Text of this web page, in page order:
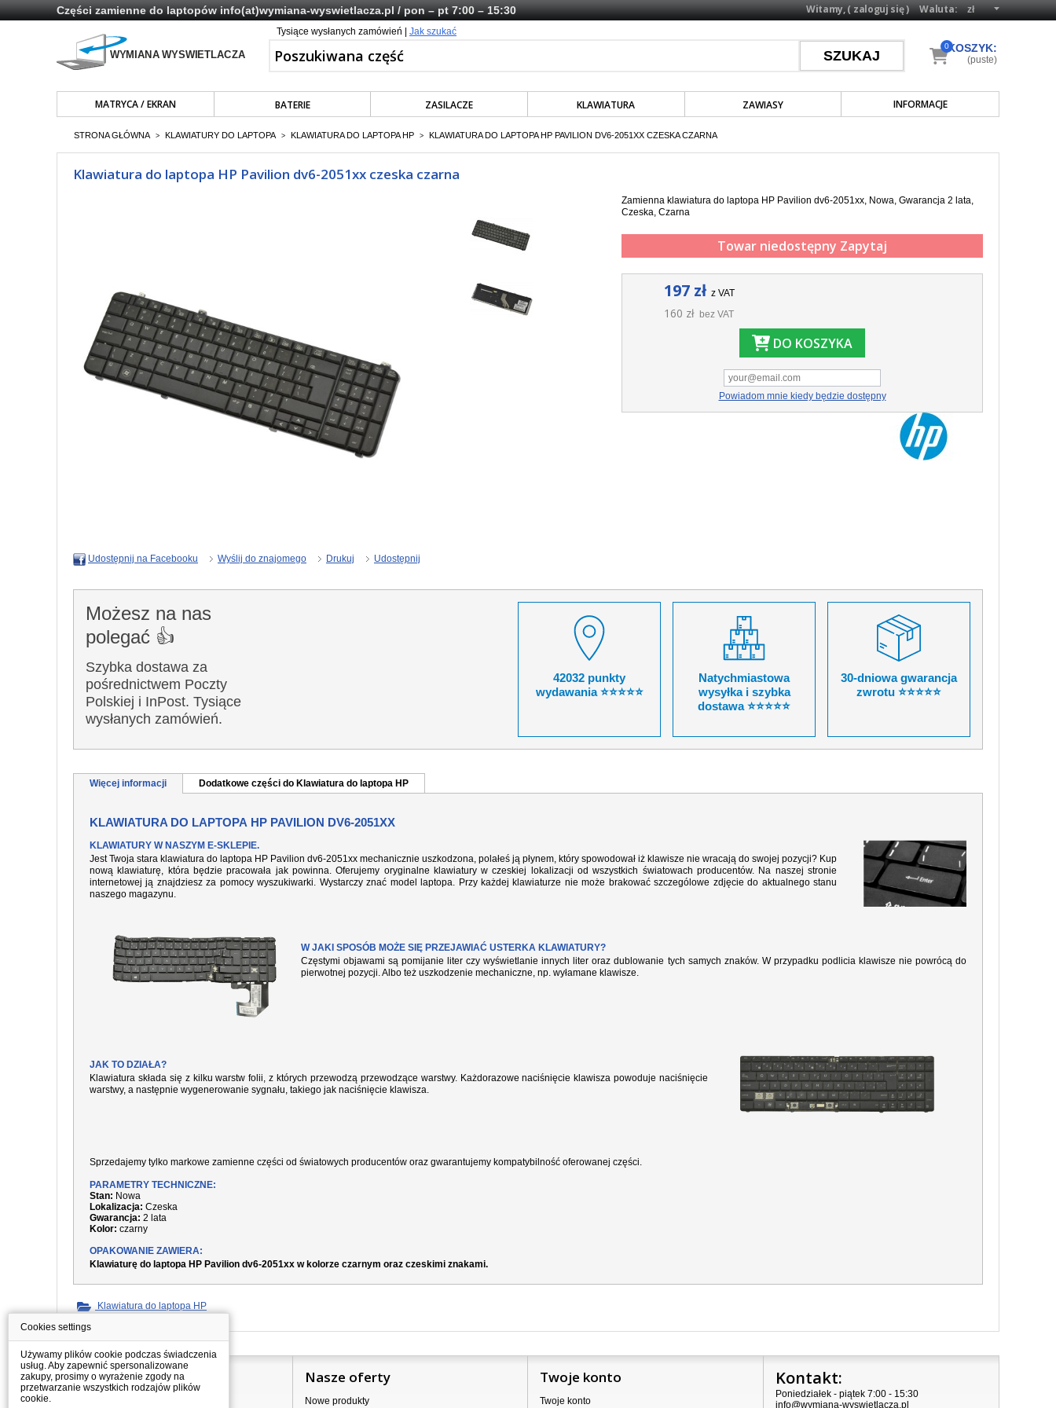
Części zamienne do laptopówinfo(at)wymiana-wyswietlacza.pl/ pon – pt 7:00 – 15:30 Waluta:
Witamy, (zaloguj się)
Tysiące wysłanych zamówień | Jak szukać
MATRYCA / EKRAN BATERIE ZASILACZE KLAWIATURA ZAWIASY INFORMACJE
KOSZYK:
0
(puste)
STRONA GŁÓWNA > KLAWIATURY DO LAPTOPA > KLAWIATURA DO LAPTOPA HP > KLAWIATURA DO LAPTOPA HP PAVILION DV6-2051XX CZESKA CZARNA
Klawiatura do laptopa HP Pavilion dv6-2051xx czeska czarna
Zamienna klawiatura do laptopa HP Pavilion dv6-2051xx, Nowa, Gwarancja 2 lata,
Czeska, Czarna
Towar niedostępny Zapytaj
197 zł z VAT
160 zł bez VAT
DO KOSZYKA
Powiadom mnie kiedy będzie dostępny
Udostępnij na Facebooku Wyślij do znajomego Drukuj Udostępnij
Możesz na nas
polegać 👍
Szybka dostawa za
pośrednictwem Poczty
Polskiej i InPost. Tysiące
wysłanych zamówień.
42032 punkty
wydawania ⭐⭐⭐⭐⭐
Natychmiastowa
wysyłka i szybka
dostawa ⭐⭐⭐⭐⭐
30-dniowa gwarancja
zwrotu ⭐⭐⭐⭐⭐
Więcej informacji Dodatkowe części do Klawiatura do laptopa HP
KLAWIATURA DO LAPTOPA HP PAVILION DV6-2051XX
KLAWIATURY W NASZYM E-SKLEPIE.
Jest Twoja stara klawiatura do laptopa HP Pavilion dv6-2051xx mechanicznie uszkodzona, polałeś ją płynem, który spowodował iż klawisze nie wracają do swojej pozycji? Kup
nową klawiaturę, która będzie pracowała jak powinna. Oferujemy oryginalne klawiatury w czeskiej lokalizacji od wszystkich światowach producentów. Na naszej stronie
internetowej ją znajdziesz za pomocy wyszukiwarki. Wystarczy znać model laptopa. Przy każdej klawiaturze nie może brakować szczególowe zdjęcie do aktualnego stanu
naszego magazynu.
W JAKI SPOSÓB MOŻE SIĘ PRZEJAWIAĆ USTERKA KLAWIATURY?
Częstymi objawami są pomijanie liter czy wyświetlanie innych liter oraz dublowanie tych samych znaków. W przypadku podlicia klawisze nie powrócą do
pierwotnej pozycji. Albo też uszkodzenie mechaniczne, np. wyłamane klawisze.
JAK TO DZIAŁA?
Klawiatura składa się z kilku warstw folii, z których przewodzą przewodzące warstwy. Każdorazowe naciśnięcie klawisza powoduje naciśnięcie
warstwy, a następnie wygenerowanie sygnału, takiego jak naciśnięcie klawisza.
Sprzedajemy tylko markowe zamienne części od światowych producentów oraz gwarantujemy kompatybilność oferowanej części.
PARAMETRY TECHNICZNE:
Stan: Nowa
Lokalizacja: Czeska
Gwarancja: 2 lata
Kolor: czarny
OPAKOWANIE ZAWIERA:
Klawiaturę do laptopa HP Pavilion dv6-2051xx w kolorze czarnym oraz czeskimi znakami.
Klawiatura do laptopa HP
Informacje Nasze oferty
Nowe produkty
Twoje konto
Twoje konto
Kontakt:
Poniedziałek - piątek 7:00 - 15:30
info@wymiana-wyswietlacza.pl
Cookies settings
Używamy plików cookie podczas świadczenia
usług. Aby zapewnić spersonalizowane
zakupy, prosimy o wyrażenie zgody na
przetwarzanie wszystkich rodzajów plików
cookie.